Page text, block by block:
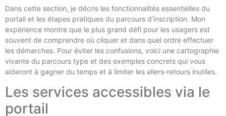
Dans cette section, je décris les fonctionnalités essentielles du
portail et les étapes pratiques du parcours d’inscription. Mon
expérience montre que le plus grand défi pour les usagers est
souvent de comprendre où cliquer et dans quel ordre effectuer
les démarches. Pour éviter les confusions, voici une cartographie
vivante du parcours type et des exemples concrets qui vous
aideront à gagner du temps et à limiter les allers-retours inutiles.
Les services accessibles via le
portail